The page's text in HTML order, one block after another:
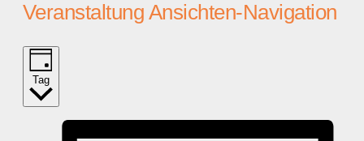
Veranstaltung Ansichten-Navigation
Tag